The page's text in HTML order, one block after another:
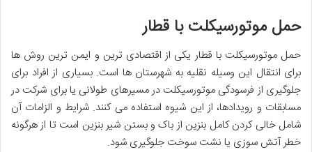
حمل موتورسیکلت با قطار
حمل موتورسیکلت با قطار یکی از اقتصادی ترین و ایمن ترین روش ها
برای انتقال این وسیله نقلیه به شهرستان ها است. بسیاری از افراد برای
جلوگیری از فرسودگی موتورسیکلت در مسیرهای طولانی یا برای شرکت در
مسابقات و رویدادها، از این شیوه استفاده می کنند. شرایط و الزامات آن
شامل خالی کردن کامل بنزین از باک و بستن شیر بنزین است تا از هرگونه
خطر آتش سوزی یا نشت سوخت جلوگیری شود.